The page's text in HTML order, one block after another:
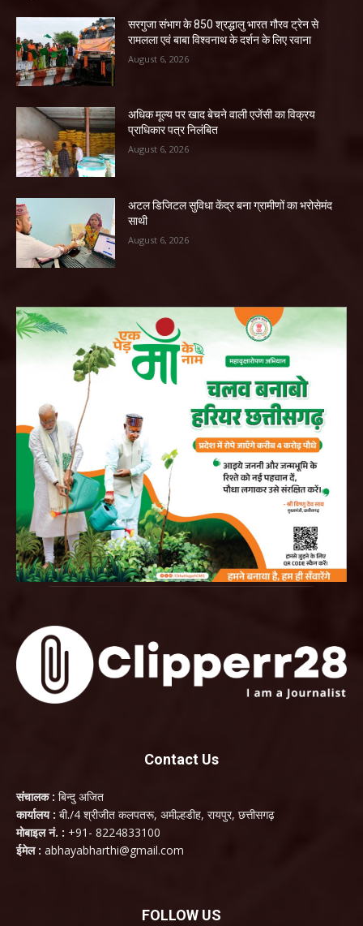
सरगुजा संभाग के 850 श्रद्धालु भारत गौरव ट्रेन से
रामलला एवं बाबा विश्वनाथ के दर्शन के लिए रवाना
August 6, 2026
अधिक मूल्य पर खाद बेचने वाली एजेंसी का विक्रय
प्राधिकार पत्र निलंबित
August 6, 2026
अटल डिजिटल सुविधा केंद्र बना ग्रामीणों का भरोसेमंद
साथी
August 6, 2026
Contact Us
संचालक : बिन्दु अजित
कार्यालय : बी./4 श्रीजीत कलपतरू, अमील्हडीह, रायपुर, छत्तीसगढ़
मोबाइल नं. : +91- 8224833100
ईमेल : abhayabharthi@gmail.com
FOLLOW US